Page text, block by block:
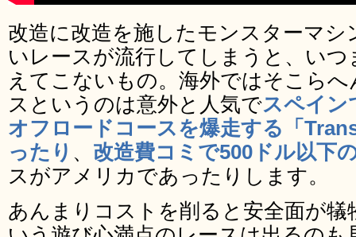
改造に改造を施したモンスターマ
いレースが流行してしまうと、い
えてこないもの。海外ではそこら
スというのは意外と人気でスペイン
オフロードコースを爆走する「
ったり 、 改造費コミで500ドル以下
スがアメリカであったりします。
あんまりコストを削ると安全面が